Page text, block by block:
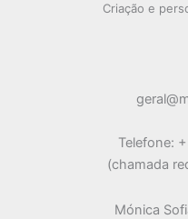
Criação e
Telefone:
(chamada
Mónica